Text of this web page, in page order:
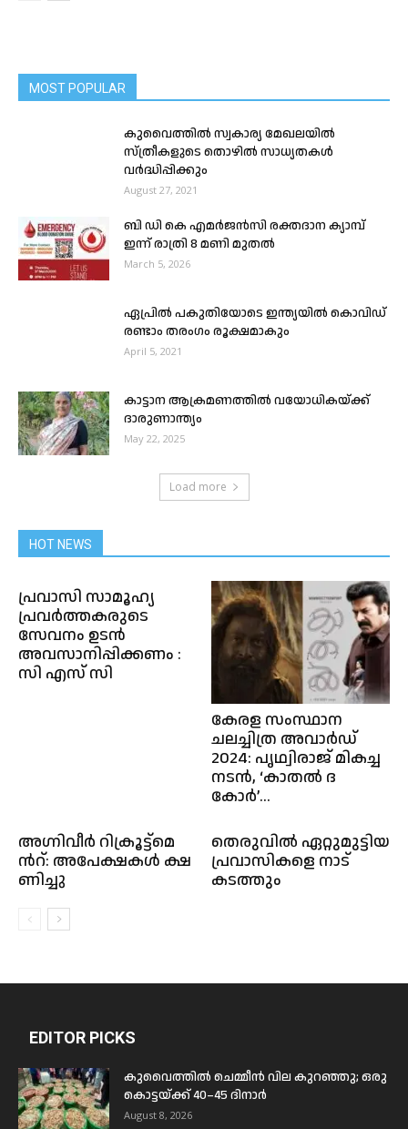
MOST POPULAR
കുവൈത്തിൽ സ്വകാര്യ മേഖലയിൽ
സ്ത്രീകളുടെ തൊഴിൽ സാധ്യതകൾ
വർദ്ധിപ്പിക്കും
August 27, 2021
ബി ഡി കെ എമർജൻസി രക്തദാന ക്യാമ്പ്
ഇന്ന് രാത്രി 8 മണി മുതൽ
March 5, 2026
ഏപ്രില്‍ പകുതിയോടെ ഇന്ത്യയില്‍ കൊവിഡ്
രണ്ടാം തരംഗം രൂക്ഷമാകും
April 5, 2021
കാട്ടാന ആക്രമണത്തില്‍ വയോധികയ്ക്ക്
ദാരുണാന്ത്യം
May 22, 2025
Load more
HOT NEWS
പ്രവാസി സാമൂഹ്യ
പ്രവർത്തകരുടെ
സേവനം ഉടൻ
അവസാനിപ്പിക്കണം :
സി എസ് സി
കേരള സംസ്ഥാന
ചലച്ചിത്ര അവാർഡ്
2024: പൃഥ്വിരാജ് മികച്ച
നടൻ, ‘കാതൽ ദ
കോർ’...
അ​ഗ്നി​വീ​ർ റി​ക്രൂ​ട്ട്മെ​
ന്‍റ്: അ​പേ​ക്ഷകൾ ക്ഷ​
ണി​ച്ചു
തെരുവിൽ ഏറ്റുമുട്ടിയ
പ്രവാസികളെ നാട്
കടത്തും
EDITOR PICKS
കുവൈത്തിൽ ചെമ്മീൻ വില കുറഞ്ഞു; ഒരു
കൊട്ടയ്ക്ക് 40–45 ദിനാർ
August 8, 2026